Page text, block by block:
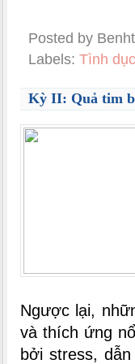
Posted by
Labels: Tình
Kỳ II: Quả tim
Ngược lại,
và thích ứng
bởi stress,